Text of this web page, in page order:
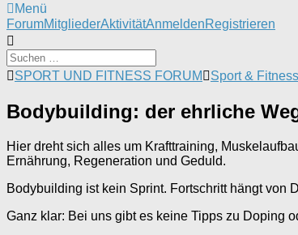
Menü
Forum-
Navigation
ForumMitgliederAktivitätAnmeldenRegistrieren
Forum-
-
Du
hier:
SPORT UND FITNESS FORUM Sport &
Bodybuilding: der ehrliche
Hier dreht sich alles um Krafttraining,
Ernährung, Regeneration und Geduld.
Bodybuilding ist kein Sprint. Fortschritt hängt von
Ganz klar: Bei uns gibt es keine Tipps zu Doping